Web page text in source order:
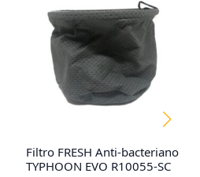
Filtro FRESH Anti-bacteriano
TYPHOON EVO R10055-SC